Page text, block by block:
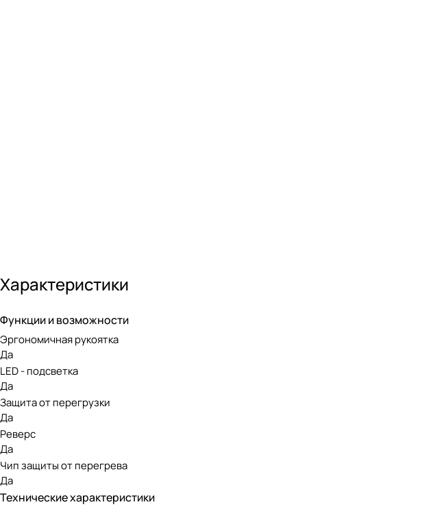
Характеристики
Функции и возможности
Эргономичная рукоятка
Да
LED - подсветка
Да
Защита от перегрузки
Да
Реверс
Да
Чип защиты от перегрева
Да
Технические характеристики